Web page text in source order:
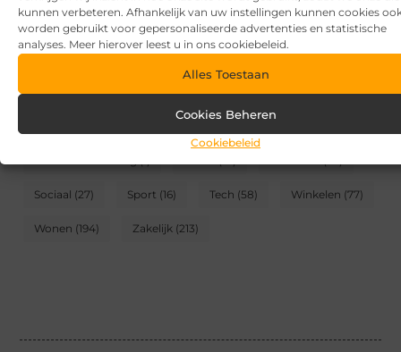
kunnen verbeteren. Afhankelijk van uw instellingen kunnen cookies
worden gebruikt voor gepersonaliseerde advertenties en statistische
analyses. Meer hierover leest u in ons cookiebeleid.
Alles Toestaan
Cookies Beheren
Cookiebeleid
Rijlessen in Haarlem? Zo vergroot je jouw kans om sneller te
slagen
Sociaal (27) Sport (16) Tech (58) Winkelen (77)
Wonen (194) Zakelijk (213)